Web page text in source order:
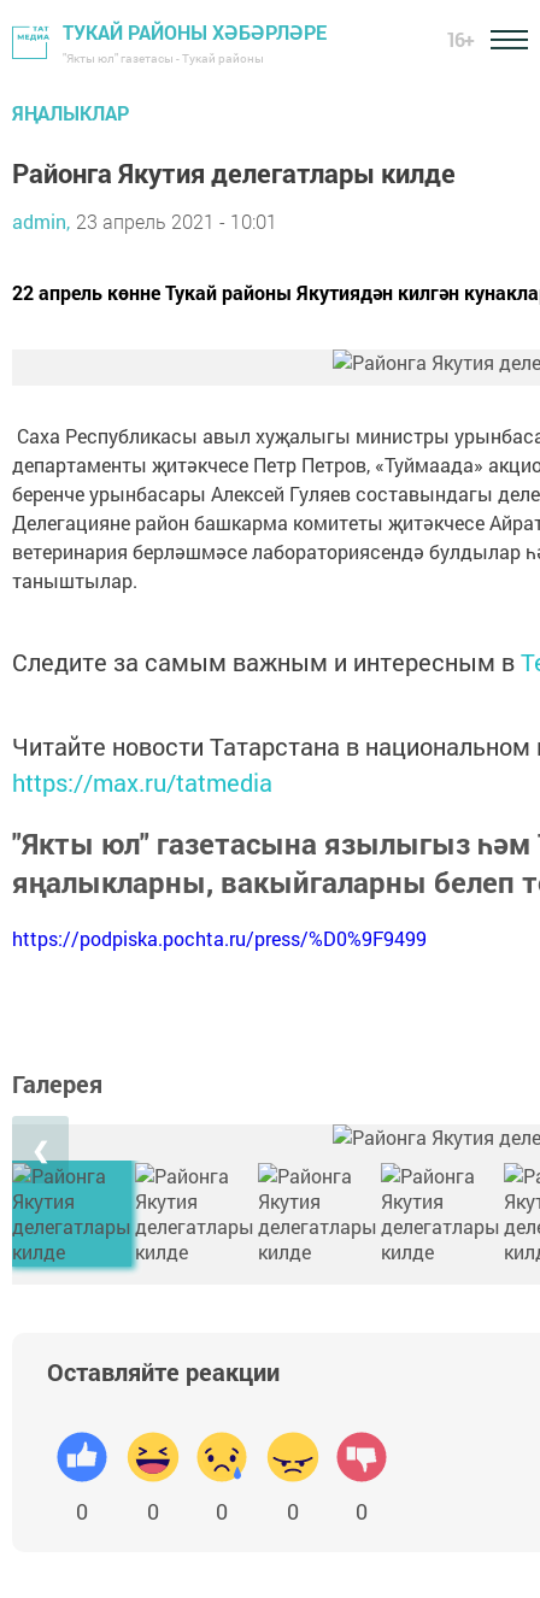
ТУКАЙ РАЙОНЫ ХӘБӘРЛӘРЕ
"Якты юл" газетасы - Тукай районы
16+
ЯҢАЛЫКЛАР
Районга Якутия делегатлары килде
admin, 23 апрель 2021 - 10:01
22 апрель көнне Тукай районы Якутиядән килгән
Саха Республикасы авыл хуҗалыгы министры
департаменты җитәкчесе Петр Петров, «Туймаада»
беренче урынбасары Алексей Гуляев составындагы
Делегацияне район башкарма комитеты җитәкчесе
ветеринария берләшмәсе лабораториясендә булдылар
таныштылар.
Следите за самым важным и интересным в
Читайте новости Татарстана в
https://max.ru/tatmedia
"Якты юл" газетасына язылыгыз
яңалыкларны, вакыйгаларны белеп
https://podpiska.pochta.ru/press/%D0%9F9499
Галерея
❮
Оставляйте реакции
0 0 0 0 0